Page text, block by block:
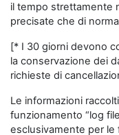
il tempo strettamente
precisate che di
[* I 30 giorni devono
la conservazione dei
richieste di
Le informazioni
funzionamento “log
esclusivamente per le